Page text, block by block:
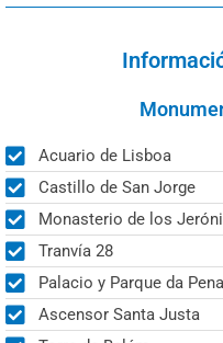
Acuario de Lisboa
Castillo de San Jorge
Monasterio de los
Tranvía 28
Palacio y Parque da Pena
Ascensor Santa Justa